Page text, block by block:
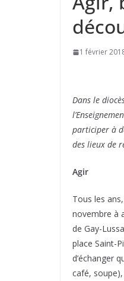
1 février
Dans le
participer à
des lieux de
Agir
Tous les
novembre à
de Gay-
place Saint-
d’échanger
café,